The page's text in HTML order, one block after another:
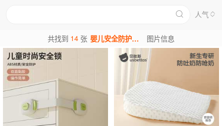
人气
共找到 14 张 婴儿安全防护图片 图片信息